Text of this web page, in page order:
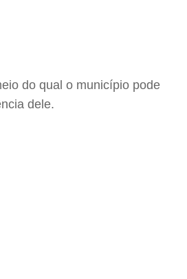
do qual o município pode
dele.